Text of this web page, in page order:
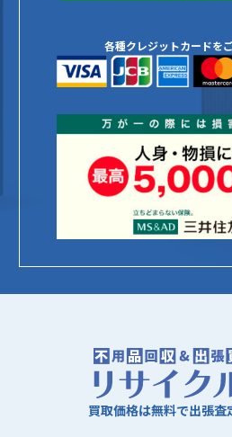
各種クレジットカードを
買取価格は無料で出張査